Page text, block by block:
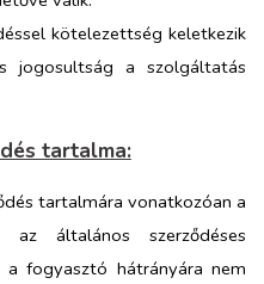
kötelezettség keletkezik
jogosultság a szolgáltatás
tartalma:
tartalmára vonatkozóan a
általános szerződéses
fogyasztó hátrányára nem